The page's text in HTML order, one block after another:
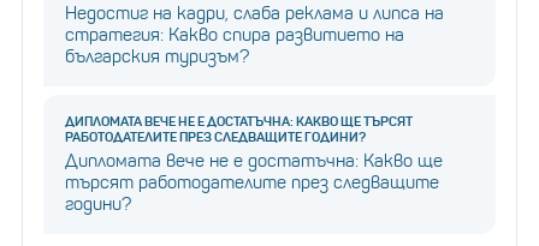
Недостиг на кадри, слаба реклама и липса на
стратегия: Какво спира развитието на
българския туризъм?
ДИПЛОМАТА ВЕЧЕ НЕ Е ДОСТАТЪЧНА: КАКВО ЩЕ ТЪРСЯТ
РАБОТОДАТЕЛИТЕ ПРЕЗ СЛЕДВАЩИТЕ ГОДИНИ?
Дипломата вече не е достатъчна: Какво ще
търсят работодателите през следващите
години?